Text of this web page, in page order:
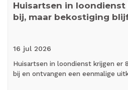
Huisartsen in loondienst
bij, maar bekostiging
16 jul 2026
Huisartsen in loondienst krijgen er
bij en ontvangen een eenmalige